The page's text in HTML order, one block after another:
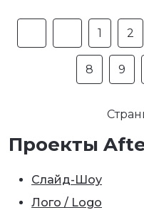
1 2
8 9
Проекты
Слайд-Шоу
Лого / Logo